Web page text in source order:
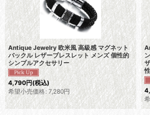
Antique Jewelry 欧米風 高級感 マグネット
バックル レザーブレスレット メンズ 個性的
シンプルアクセサリー
4,790円(税込)
希望小売価格: 7,280円